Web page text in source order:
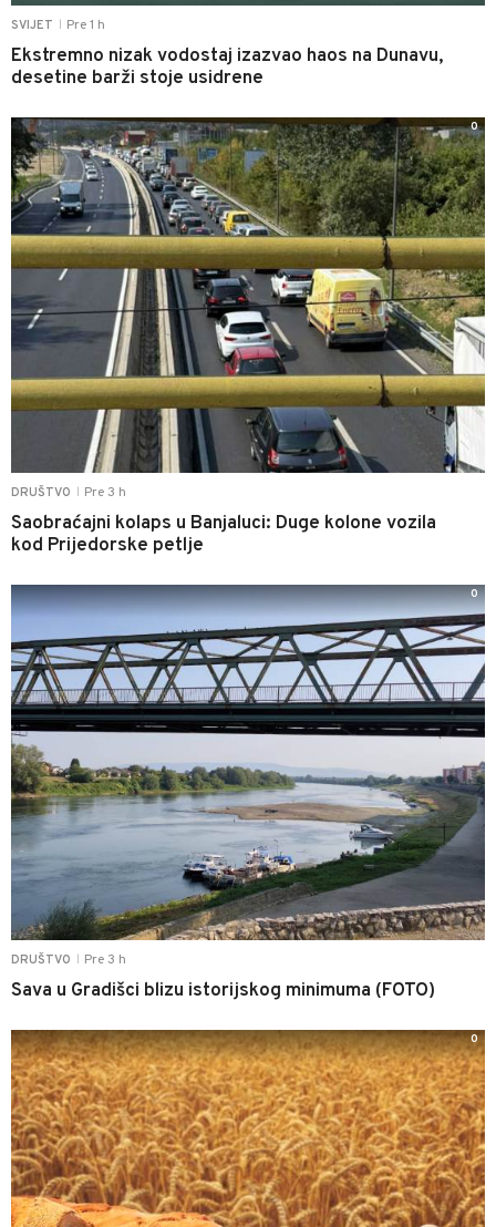
SVIJET Pre 1 h
Ekstremno nizak vodostaj izazvao haos na Dunavu,
desetine barži stoje usidrene
DRUŠTVO Pre 3 h
Saobraćajni kolaps u Banjaluci: Duge kolone vozila
kod Prijedorske petlje
0
DRUŠTVO Pre 3 h
Sava u Gradišci blizu istorijskog minimuma (FOTO)
0
0